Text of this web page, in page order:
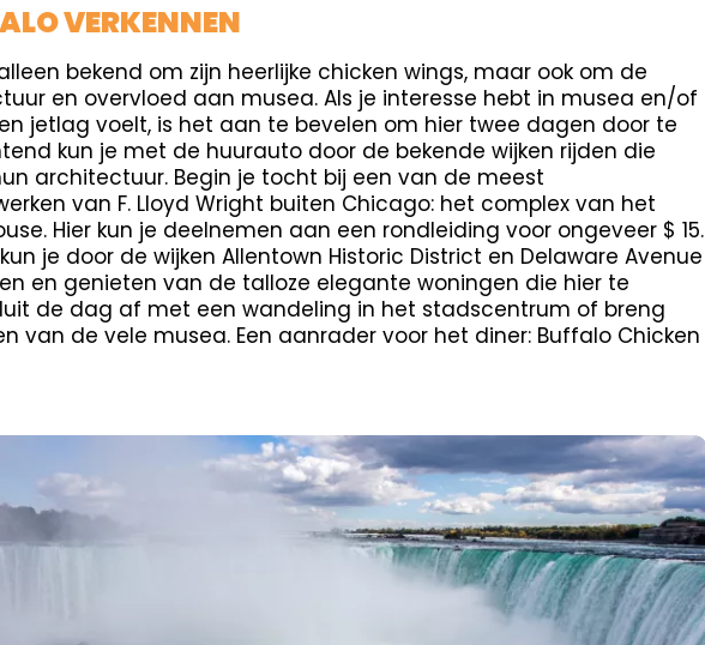
VERKENNEN
bekend om zijn heerlijke chicken wings, maar ook om de
en overvloed aan musea. Als je interesse hebt in musea en/of
jetlag voelt, is het aan te bevelen om hier twee dagen door te
kun je met de huurauto door de bekende wijken rijden die
architectuur. Begin je tocht bij een van de meest
van F. Lloyd Wright buiten Chicago: het complex van het
Hier kun je deelnemen aan een rondleiding voor ongeveer $ 15.
je door de wijken Allentown Historic District en Delaware Avenue
en genieten van de talloze elegante woningen die hier te
de dag af met een wandeling in het stadscentrum of breng
van de vele musea. Een aanrader voor het diner: Buffalo Chicken
Image